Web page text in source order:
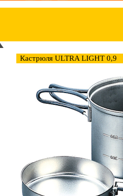
Кастрюля ULTRA LIGHT 0,9